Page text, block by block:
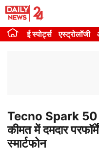
Skip
contentई स्पोर्ट्स एस्ट्रोलॉजी
Tecno Spark 50
कीमत में दमदार
स्मार्टफोन